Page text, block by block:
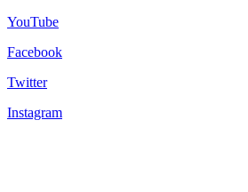
YouTube
Facebook
Twitter
Instagram